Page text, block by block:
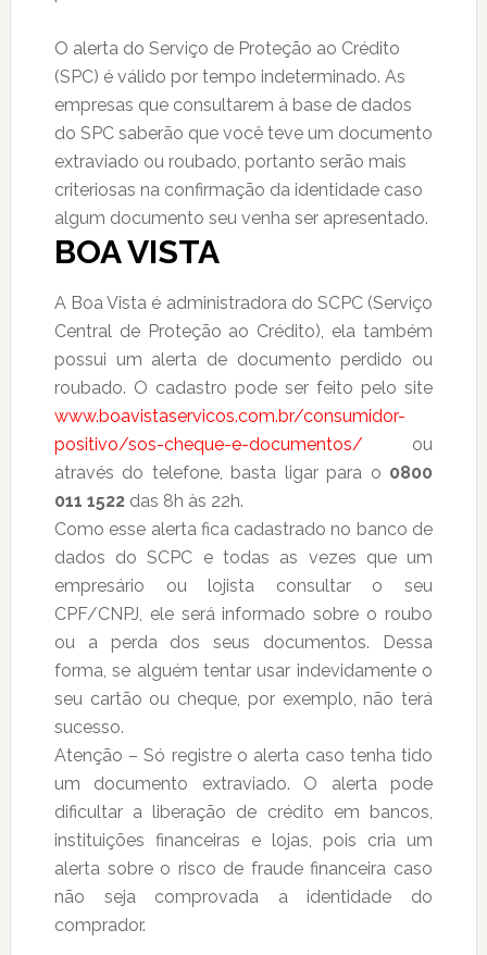
O alerta do Serviço de Proteção ao Crédito
(SPC) é válido por tempo indeterminado. As
empresas que consultarem à base de dados
do SPC saberão que você teve um documento
extraviado ou roubado, portanto serão mais
criteriosas na confirmação da identidade caso
algum documento seu venha ser apresentado.
BOA VISTA
A Boa Vista é administradora do SCPC (Serviço
Central de Proteção ao Crédito), ela também
possui um alerta de documento perdido ou
roubado. O cadastro pode ser feito pelo site
www.boavistaservicos.com.br/consumidor-
positivo/sos-cheque-e-documentos/ ou
através do telefone, basta ligar para o 0800
011 1522das 8h às 22h.
Como esse alerta fica cadastrado no banco de
dados do SCPC e todas as vezes que um
empresário ou lojista consultar o seu
CPF/CNPJ, ele será informado sobre o roubo
ou a perda dos seus documentos. Dessa
forma, se alguém tentar usar indevidamente o
seu cartão ou cheque, por exemplo, não terá
sucesso.
Atenção – Só registre o alerta caso tenha tido
um documento extraviado. O alerta pode
dificultar a liberação de crédito em bancos,
instituições financeiras e lojas, pois cria um
alerta sobre o risco de fraude financeira caso
não seja comprovada a identidade do
comprador.